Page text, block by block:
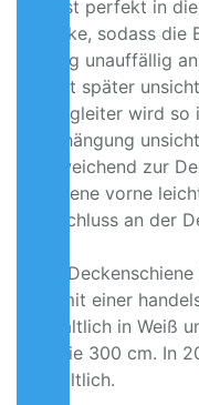
passt perfekt in
Decke, sodass
völlig unauffällig
wirkt später
Softgleiter wird
Aufhängung
Abweichend zur
Schiene vorne
Abschluss an der
Die
ist mit einer
Erhältlich in Weiß
sowie 300 cm. In
erhältlich.